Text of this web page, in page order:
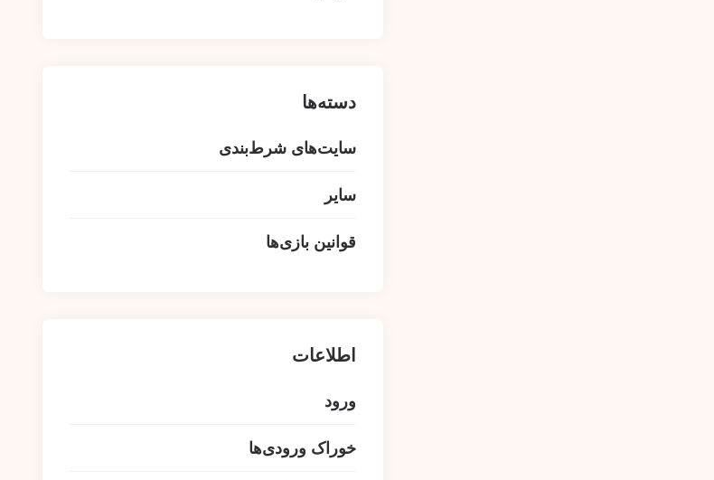
دسته‌ها
سایت‌های شرط‌بندی
سایر
قوانین بازی‌ها
اطلاعات
ورود
خوراک ورودی‌ها